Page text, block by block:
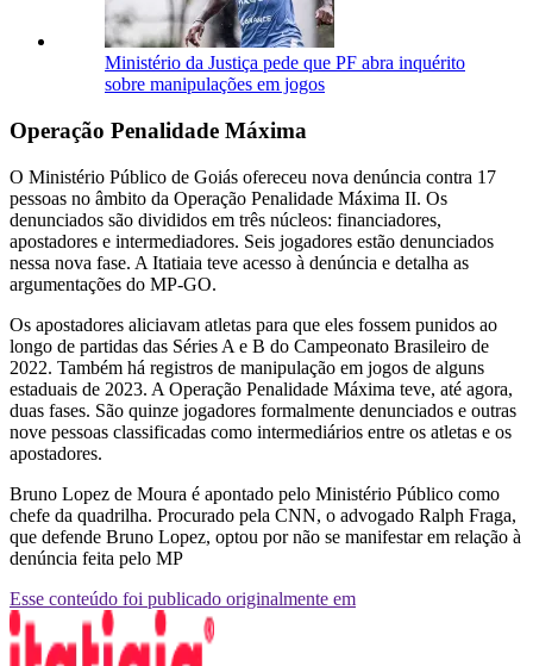
Ministério da Justiça pede que PF abra inquérito
sobre manipulações em jogos
Operação Penalidade Máxima
O Ministério Público de Goiás ofereceu nova denúncia contra 17
pessoas no âmbito da Operação Penalidade Máxima II. Os
denunciados são divididos em três núcleos: financiadores,
apostadores e intermediadores. Seis jogadores estão denunciados
nessa nova fase. A Itatiaia teve acesso à denúncia e detalha as
argumentações do MP-GO.
Os apostadores aliciavam atletas para que eles fossem punidos ao
longo de partidas das Séries A e B do Campeonato Brasileiro de
2022. Também há registros de manipulação em jogos de alguns
estaduais de 2023. A Operação Penalidade Máxima teve, até agora,
duas fases. São quinze jogadores formalmente denunciados e outras
nove pessoas classificadas como intermediários entre os atletas e os
apostadores.
Bruno Lopez de Moura é apontado pelo Ministério Público como
chefe da quadrilha. Procurado pela CNN, o advogado Ralph Fraga,
que defende Bruno Lopez, optou por não se manifestar em relação à
denúncia feita pelo MP
Esse conteúdo foi publicado originalmente em